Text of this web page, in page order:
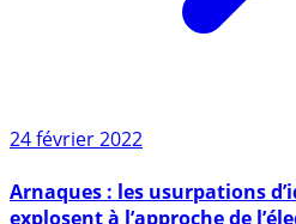
24 février 2022